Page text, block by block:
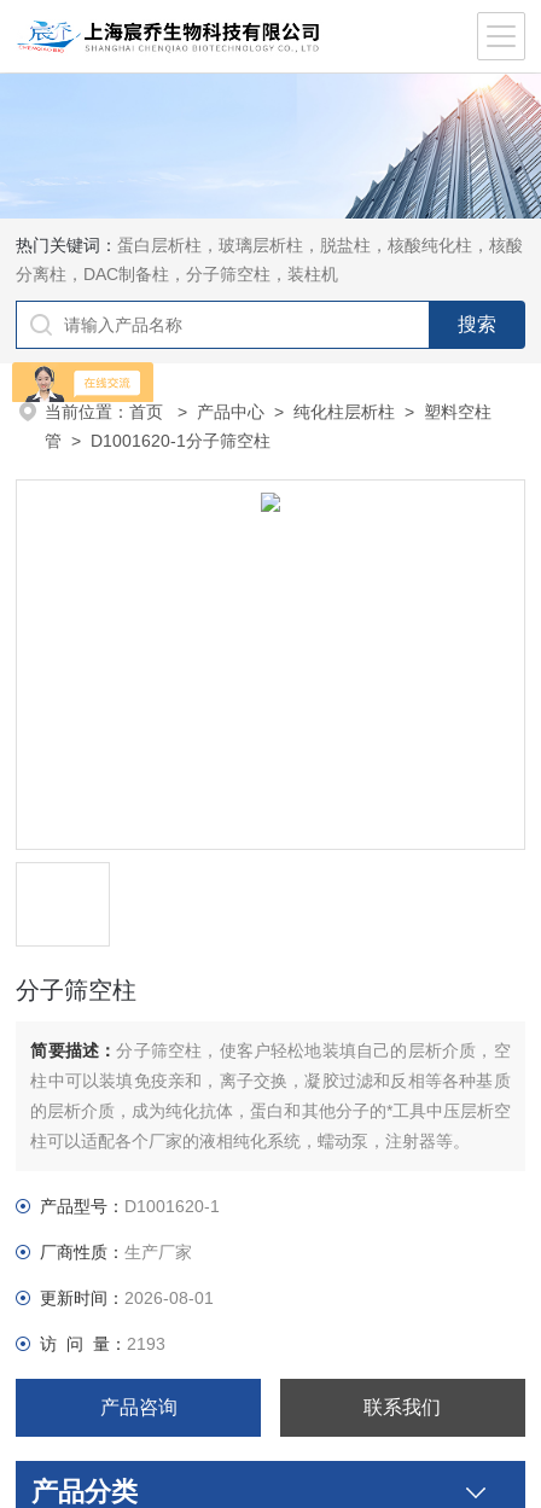
热门关键词：蛋白层析柱，玻璃层析柱，脱盐柱，核酸纯化柱，核酸
分离柱，DAC制备柱，分子筛空柱，装柱机
当前位置：首页 > 产品中心 >纯化柱层析柱 > 塑料空柱
管 > D1001620-1分子筛空柱
分子筛空柱
简要描述：分子筛空柱，使客户轻松地装填自己的层析介质，空
柱中可以装填免疫亲和，离子交换，凝胶过滤和反相等各种基质
的层析介质，成为纯化抗体，蛋白和其他分子的*工具中压层析空
柱可以适配各个厂家的液相纯化系统，蠕动泵，注射器等。
产品型号： D1001620-1
厂商性质：生产厂家
更新时间： 2026-08-01
访 问 量： 2193
产品咨询 联系我们
产品分类